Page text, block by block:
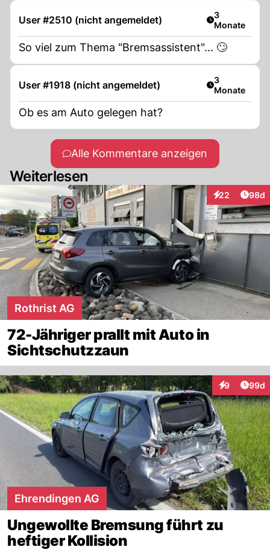
User #2510 (nicht angemeldet) Artikel
3
Monate
So viel zum Thema "Bremsassistent"... 🙄
User #1918 (nicht angemeldet) Artikel
3
Monate
Ob es am Auto gelegen hat?
Alle Kommentare anzeigen
Weiterlesen
22
Interaktionen
98d
Rothrist AG
72-Jähriger prallt mit Auto in
Sichtschutzzaun
9
Interaktionen
99d
Ehrendingen AG
Ungewollte Bremsung führt zu
heftiger Kollision